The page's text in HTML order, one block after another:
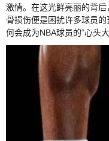
激情。在这光鲜亮丽的背
骨损伤便是困扰许多球员
何会成为NBA球员的“心头大